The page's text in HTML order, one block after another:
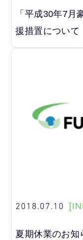
「平成30年7月
援措置について
2018.07.10
夏期休業のお知